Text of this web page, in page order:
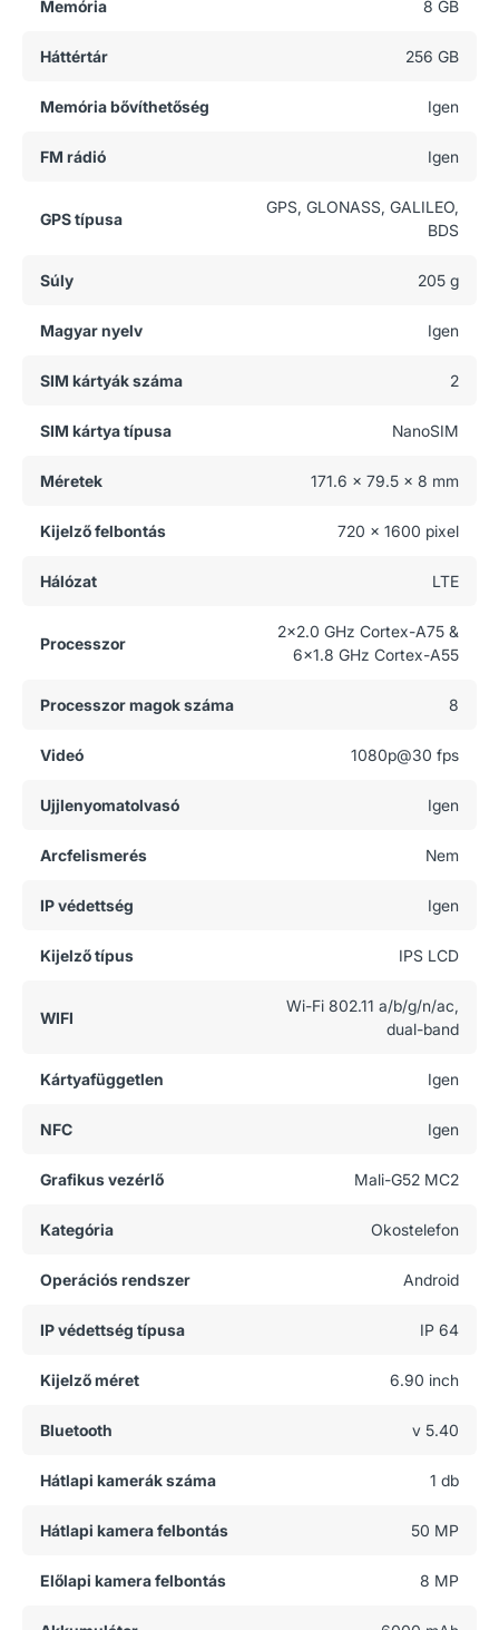
Memória 8 GB
Háttértár 256 GB
Memória bővíthetőség Igen
FM rádió Igen
GPS típusa
GPS, GLONASS, GALILEO,
BDS
Súly 205 g
Magyar nyelv Igen
SIM kártyák száma 2
SIM kártya típusa NanoSIM
Méretek 171.6 x 79.5 x 8 mm
Kijelző felbontás 720 x 1600 pixel
Hálózat LTE
Processzor
2x2.0 GHz Cortex-A75 &
6x1.8 GHz Cortex-A55
Processzor magok száma 8
Videó 1080p@30 fps
Ujjlenyomatolvasó Igen
Arcfelismerés Nem
IP védettség Igen
Kijelző típus IPS LCD
WIFI
Wi-Fi 802.11 a/b/g/n/ac,
dual-band
Kártyafüggetlen Igen
NFC Igen
Grafikus vezérlő Mali-G52 MC2
Kategória Okostelefon
Operációs rendszer Android
IP védettség típusa IP 64
Kijelző méret 6.90 inch
Bluetooth v 5.40
Hátlapi kamerák száma 1 db
Hátlapi kamera felbontás 50 MP
Előlapi kamera felbontás 8 MP